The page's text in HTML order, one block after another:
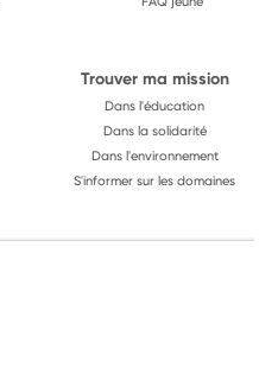
Trouver ma mission
Dans l'éducation
Dans la solidarité
Dans l'environnement
S'informer sur les domaines